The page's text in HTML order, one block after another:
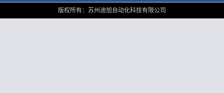
版权所有：苏州迪旭自动化科技有限公司